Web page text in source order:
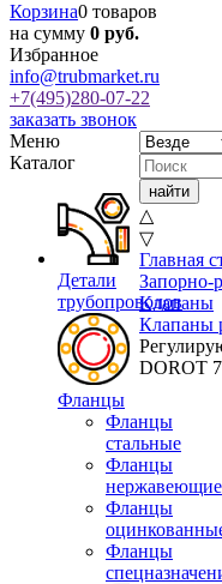
Корзина0 товаров
на сумму 0 руб.
Избранное
info@trubmarket.ru
+7(495)280-07-22
заказать звонок
Меню
Каталог
Детали
трубопроводов
Фланцы
Фланцы
стальные
Фланцы
нержавеющие
Фланцы
Фланцы
△
▽
Главная
Запорно-
Клапаны
Клапаны
DOROT